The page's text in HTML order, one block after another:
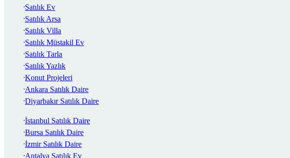
Satılık Ev
Satılık Arsa
Satılık Villa
Satılık Müstakil Ev
Satılık Tarla
Satılık Yazlık
Konut Projeleri
Ankara Satılık Daire
Diyarbakır Satılık Daire
İstanbul Satılık Daire
Bursa Satılık Daire
İzmir Satılık Daire
Antalya Satılık Ev